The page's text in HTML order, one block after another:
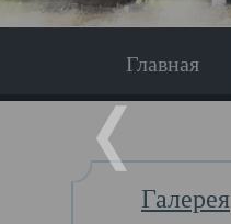
Главная
Галерея